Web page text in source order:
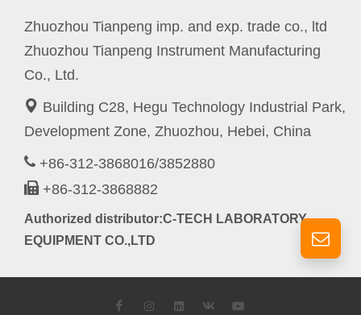
Zhuozhou Tianpeng imp. and exp. trade co., ltd
Zhuozhou Tianpeng Instrument Manufacturing
Co., Ltd.
Building C28, Hegu Technology Industrial Park,
Development Zone, Zhuozhou, Hebei, China
+86-312-3868016/3852880
+86-312-3868882
Authorized distributor:C-TECH LABORATORY
EQUIPMENT CO.,LTD
FacebookInstagramLinkedIn
VK YouTube